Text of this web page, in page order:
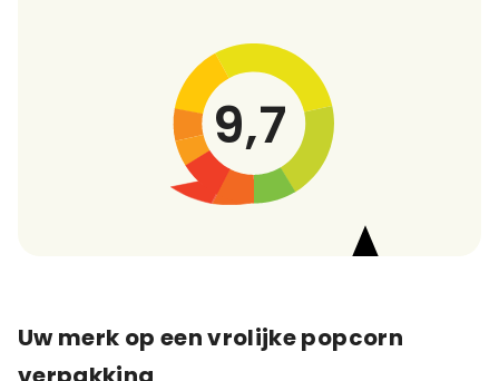
9,7
Uw merk op een vrolijke popcorn